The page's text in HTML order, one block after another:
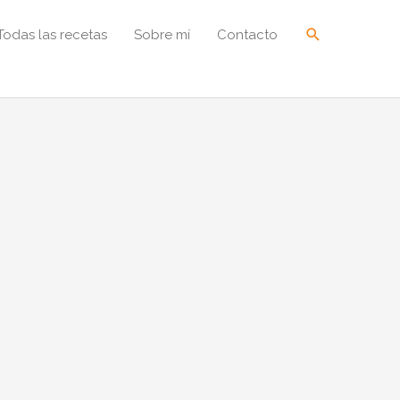
las recetas Sobre mí Contacto Buscar